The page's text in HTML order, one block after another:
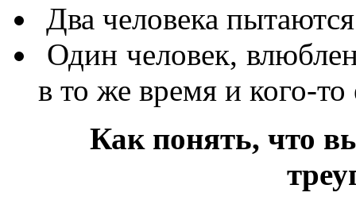
Два человека
Один человек,
в то же время и кого-
Как понять, что